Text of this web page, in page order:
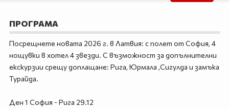
0888 200 860
ПОСЛЕДВАЙТЕ НИ
ПРОГРАМА
Посрещнете новата 2026 г. в Латвия: с полет от София, 4
нощувки в хотел 4 звезди. С възможност за допълнителни
екскурзии срещу доплащане: Рига, Юрмала ,Сигулда и замъка
Турайда.
Ден 1 София - Рига 29.12